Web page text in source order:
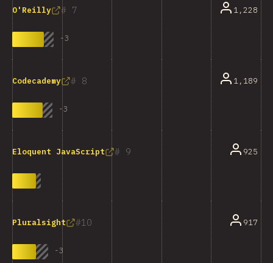
7
O'Reilly
-3
1,228
8
Codecademy
-3
1,189
9
Eloquent JavaScript 925
10
Pluralsight
-3
917